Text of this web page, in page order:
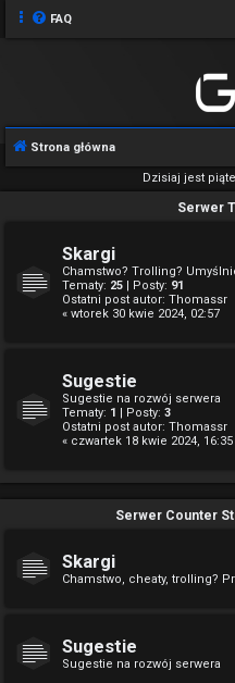
FAQ
Strona główna
Dzisiaj jest
Serwer
Skargi
Chamstwo? Trolling?
Tematy: 25 | Posty: 91
Ostatni post autor: Thomassr
« wtorek 30 kwie 2024, 02:57
Sugestie
Sugestie na rozwój serwera
Tematy: 1 | Posty: 3
Ostatni post autor: Thomassr
« czwartek 18 kwie 2024, 16:35
Serwer Counter
Skargi
Chamstwo, cheaty, trolling?
Sugestie
Sugestie na rozwój serwera